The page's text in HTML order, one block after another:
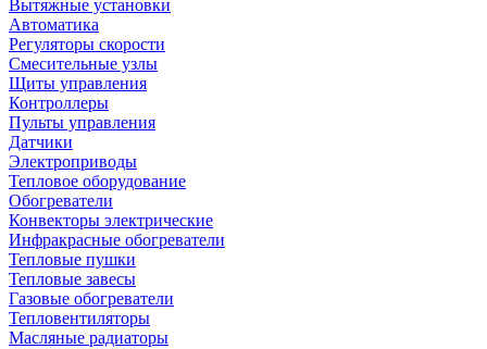
Вытяжные установки
Автоматика
Регуляторы скорости
Смесительные узлы
Щиты управления
Контроллеры
Пульты управления
Датчики
Электроприводы
Тепловое оборудование
Обогреватели
Конвекторы электрические
Инфракрасные обогреватели
Тепловые пушки
Тепловые завесы
Газовые обогреватели
Тепловентиляторы
Масляные радиаторы